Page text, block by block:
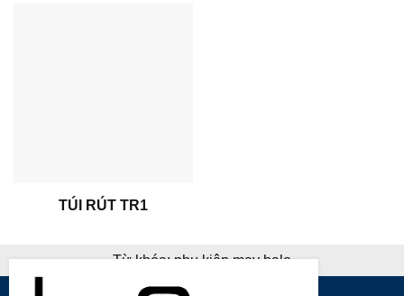
TÚI RÚT TR1
Từ khóa:phụ kiện may balo